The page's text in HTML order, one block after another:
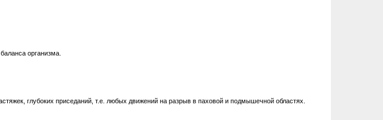
организма.
глубоких приседаний, т.е. любых движений на разрыв в паховой и подмышечной областях.